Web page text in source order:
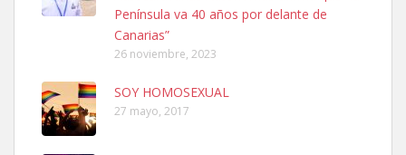
Leales.org » Gran Canaria
6.7.2025
Península va 40 años por delante de
Canarias”
26 noviembre, 2023
SOY HOMOSEXUAL
27 mayo, 2017